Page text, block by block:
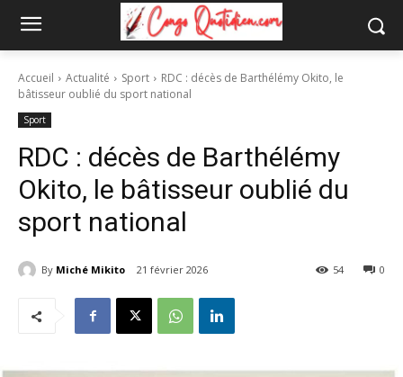
Accueil Actualité Sport
RDC : décès de Barthélémy Okito, le
bâtisseur oublié du sport national
Sport
RDC : décès de Barthélémy
Okito, le bâtisseur oublié du
sport national
By Miché Mikito 21 février 2026 0
54